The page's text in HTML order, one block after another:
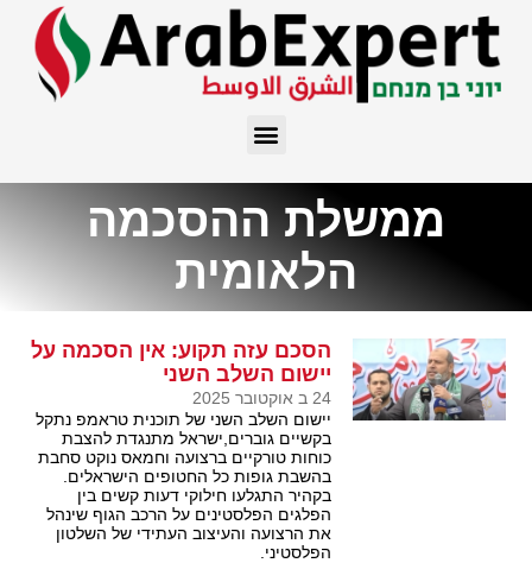
ממשלת ההסכמה
הלאומית
הסכם עזה תקוע: אין הסכמה על
יישום השלב השני
24 ב אוקטובר 2025
יישום השלב השני של תוכנית טראמפ נתקל
בקשיים גוברים,ישראל מתנגדת להצבת
כוחות טורקיים ברצועה וחמאס נוקט סחבת
בהשבת גופות כל החטופים הישראלים.
בקהיר התגלעו חילוקי דעות קשים בין
הפלגים הפלסטינים על הרכב הגוף שינהל
את הרצועה והעיצוב העתידי של השלטון
הפלסטיני.